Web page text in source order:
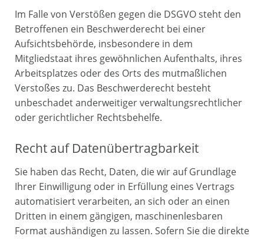
Im Falle von Verstößen gegen die DSGVO steht den
Betroffenen ein Beschwerderecht bei einer
Aufsichtsbehörde, insbesondere in dem
Mitgliedstaat ihres gewöhnlichen Aufenthalts, ihres
Arbeitsplatzes oder des Orts des mutmaßlichen
Verstoßes zu. Das Beschwerderecht besteht
unbeschadet anderweitiger verwaltungsrechtlicher
oder gerichtlicher Rechtsbehelfe.
Recht auf Daten­übertrag­barkeit
Sie haben das Recht, Daten, die wir auf Grundlage
Ihrer Einwilligung oder in Erfüllung eines Vertrags
automatisiert verarbeiten, an sich oder an einen
Dritten in einem gängigen, maschinenlesbaren
Format aushändigen zu lassen. Sofern Sie die direkte